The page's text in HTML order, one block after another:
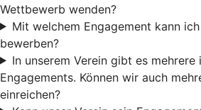
Wettbewerb wenden?
Mit welchem Engagement kann
bewerben?
In unserem Verein gibt es mehrere
Engagements. Können wir auch
einreichen?